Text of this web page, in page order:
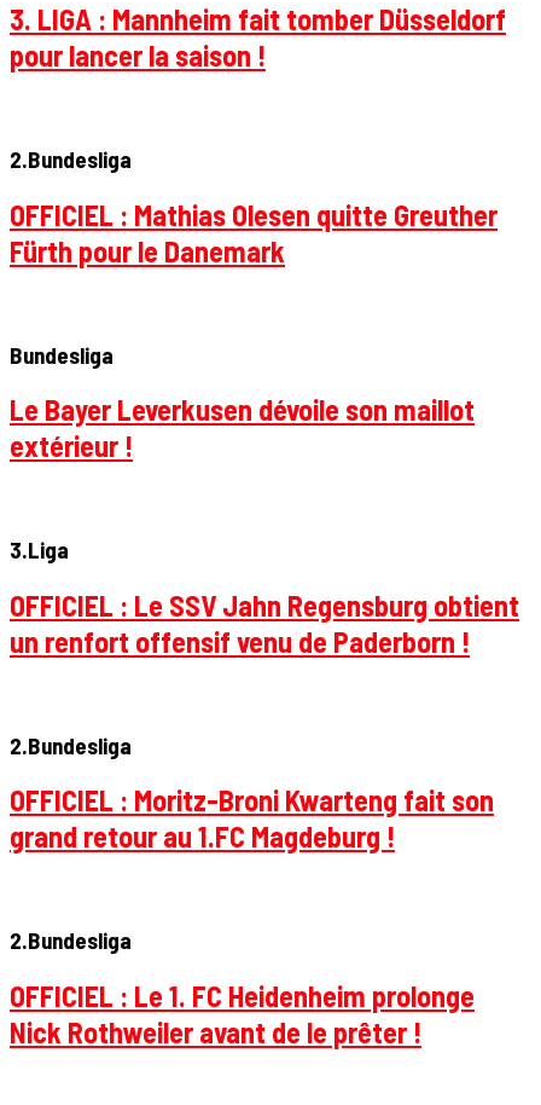
3. LIGA : Mannheim fait tomber Düsseldorf
pour lancer la saison !
2.Bundesliga
OFFICIEL : Mathias Olesen quitte Greuther
Fürth pour le Danemark
Bundesliga
Le Bayer Leverkusen dévoile son maillot
extérieur !
3.Liga
OFFICIEL : Le SSV Jahn Regensburg obtient
un renfort offensif venu de Paderborn !
2.Bundesliga
OFFICIEL : Moritz-Broni Kwarteng fait son
grand retour au 1.FC Magdeburg !
2.Bundesliga
OFFICIEL : Le 1. FC Heidenheim prolonge
Nick Rothweiler avant de le prêter !